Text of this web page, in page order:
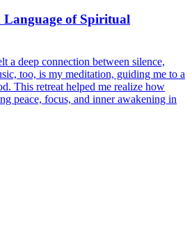
Language of Spiritual
a deep connection between silence,
too, is my meditation, guiding me to a
This retreat helped me realize how
peace, focus, and inner awakening in